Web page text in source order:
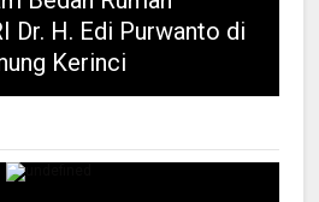
Dr. H. Edi Purwanto di
Kerinci